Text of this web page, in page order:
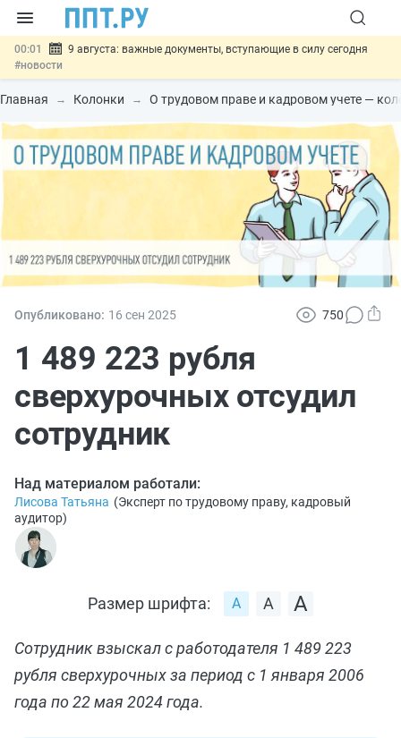
00:01
9 августа: важные документы, вступающие в силу сегодня
#новости
07.08 Подписан закон о блокировке продажи опасных товаров через
«Честный знак»#новости
07.08 Госпошлину за устранение ошибок в документах предлагают
отменить#новости
Разработают единые критерии трудовых и ГПХ-
Главная Колонки О трудовом праве и кадровом учете —
Опубликовано: 16 сен 2025 750
1 489 223 рубля
сверхурочных отсудил
сотрудник
Над материалом работали:
Лисова Татьяна (Эксперт по трудовому праву, кадровый
аудитор)
Размер шрифта:
Сотрудник взыскал с работодателя 1 489 223
рубля сверхурочных за период с 1 января 2006
года по 22 мая 2024 года.